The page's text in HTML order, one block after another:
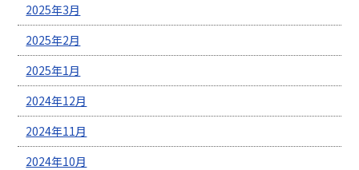
2025年3月
2025年2月
2025年1月
2024年12月
2024年11月
2024年10月